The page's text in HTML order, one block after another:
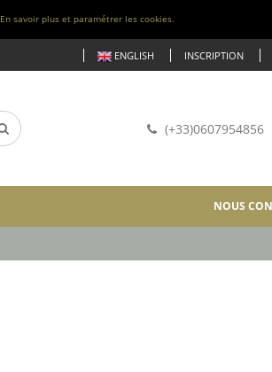
En savoir plus et paramétrer les cookies.
ENGLISH INSCRIPTION
(+33)0607954856
NOUS